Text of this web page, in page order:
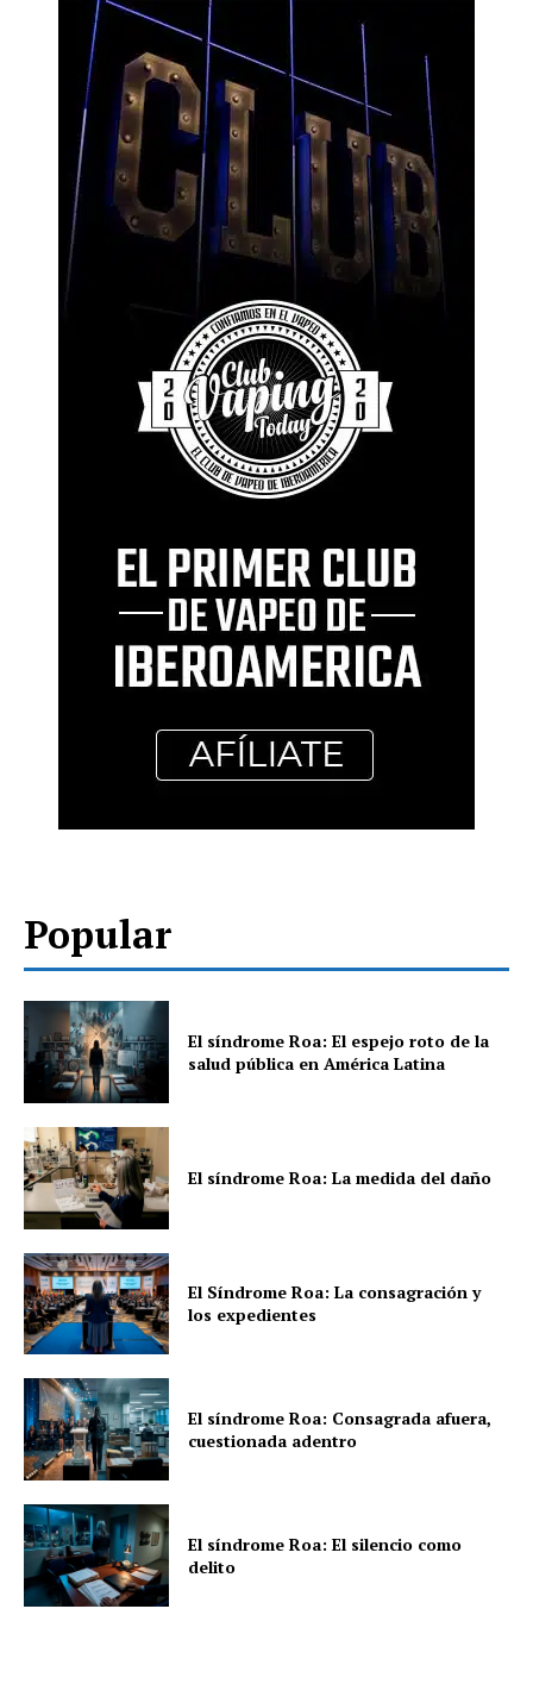
Popular
El síndrome Roa: El espejo roto de la
salud pública en América Latina
El síndrome Roa: La medida del daño
El Síndrome Roa: La consagración y
los expedientes
El síndrome Roa: Consagrada afuera,
cuestionada adentro
El síndrome Roa: El silencio como
delito